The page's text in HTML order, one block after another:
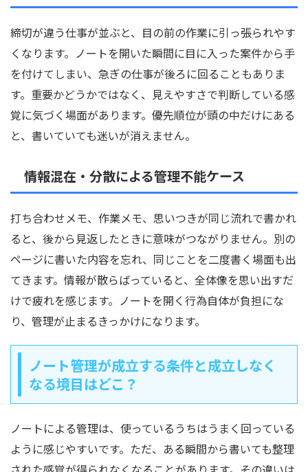
締切が違う仕事が並ぶと、目の前の作業に引っ張られやす
くなります。ノートを開いた瞬間に目に入った案件から手
を付けてしまい、急ぎの仕事が後ろに回ることもありま
す。重要かどうかではなく、見えやすさで判断している感
覚に気づく場面があります。優先順位が頭の中だけにある
と、書いていても迷いが消えません。
情報混在・分散による管理不能ケース
打ち合わせメモ、作業メモ、思いつきが同じ流れで書かれ
ると、後から見返したときに意味がつながりません。別の
ページに書いた内容を忘れ、同じことを二度書く場面も出
てきます。情報が散らばっていると、全体像を思い出すだ
けで疲れを感じます。ノートを開く行為自体が負担にな
り、管理が止まるきっかけになります。
ノート管理が成立する条件と成立しなく
なる境目はどこ？
ノートによる管理は、使っているうちはうまく回っている
ように感じやすいです。ただ、ある瞬間から書いても整理